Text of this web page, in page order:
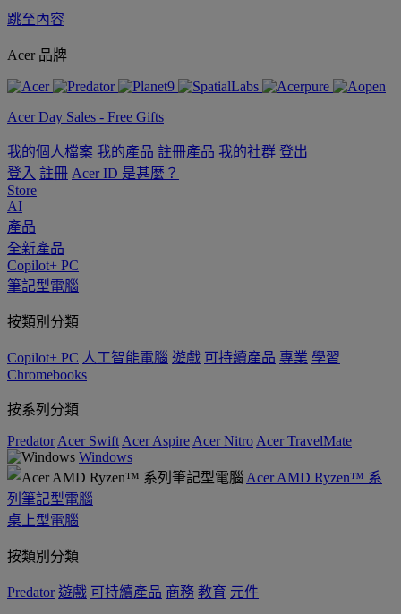
跳至內容
Acer 品牌
Acer Day Sales - Free Gifts
我的個人檔案 我的產品 註冊產品 我的社群 登出
登入 註冊 Acer ID 是甚麼？
Store
AI
產品
全新產品
Copilot+ PC
筆記型電腦
按類別分類
Copilot+ PC 人工智能電腦 遊戲 可持續產品 專業 學習
Chromebooks
按系列分類
Predator Acer Swift Acer Aspire Acer Nitro Acer TravelMate
Windows
Acer AMD Ryzen™ 系
列筆記型電腦
桌上型電腦
按類別分類
Predator 遊戲 可持續產品 商務 教育 元件